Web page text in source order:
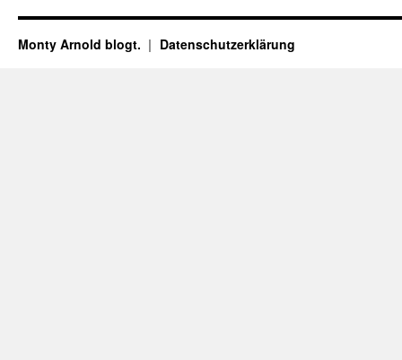
Monty Arnold blogt. Datenschutz­erklärung